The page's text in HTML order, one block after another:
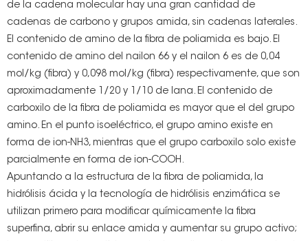
de la cadena molecular hay una gran cantidad de
cadenas de carbono y grupos amida, sin cadenas laterales.
El contenido de amino de la fibra de poliamida es bajo. El
contenido de amino del nailon 66 y el nailon 6 es de 0,04
mol/kg (fibra) y 0,098 mol/kg (fibra) respectivamente, que son
aproximadamente 1/20 y 1/10 de lana. El contenido de
carboxilo de la fibra de poliamida es mayor que el del grupo
amino. En el punto isoeléctrico, el grupo amino existe en
forma de ion-NH3, mientras que el grupo carboxilo solo existe
parcialmente en forma de ion-COOH.
Apuntando a la estructura de la fibra de poliamida, la
hidrólisis ácida y la tecnología de hidrólisis enzimática se
utilizan primero para modificar químicamente la fibra
superfina, abrir su enlace amida y aumentar su grupo activo;